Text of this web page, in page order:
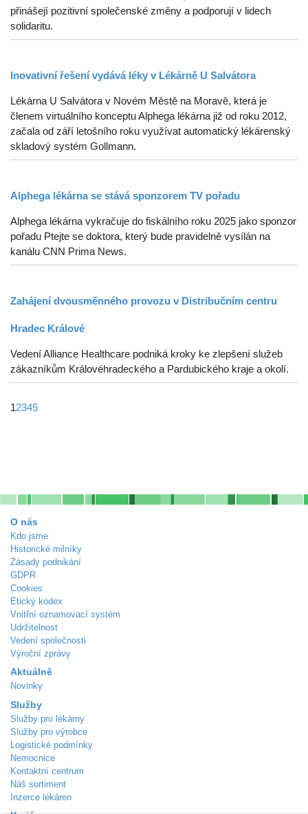
přinášejí pozitivní společenské změny a podporují v lidech
solidaritu.
Inovativní řešení vydává léky v Lékárně U Salvátora
Lékárna U Salvátora v Novém Městě na Moravě, která je
členem virtuálního konceptu Alphega lékárna již od roku 2012,
začala od září letošního roku využívat automatický lékárenský
skladový systém Gollmann.
Alphega lékárna se stává sponzorem TV pořadu
Alphega lékárna vykračuje do fiskálního roku 2025 jako sponzor
pořadu Ptejte se doktora, který bude pravidelně vysílán na
kanálu CNN Prima News.
Zahájení dvousměnného provozu v Distribučním centru
Hradec Králové
Vedení Alliance Healthcare podniká kroky ke zlepšení služeb
zákazníkům Královéhradeckého a Pardubického kraje a okolí.
12345
O nás
Kdo jsme
Historické milníky
Zásady podnikání
GDPR
Cookies
Etický kodex
Vnitřní oznamovací systém
Udržitelnost
Vedení společnosti
Výroční zprávy
Aktuálně
Novinky
Služby
Služby pro lékárny
Služby pro výrobce
Logistické podmínky
Nemocnice
Kontaktní centrum
Náš sortiment
Inzerce lékáren